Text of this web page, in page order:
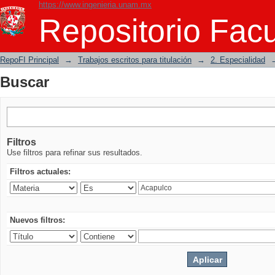
https://www.ingenieria.unam.mx
Repositorio
Buscar
RepoFI Principal → Trabajos escritos para titulación → 2. Especialidad
Buscar
Filtros
Use filtros para refinar sus resultados.
Filtros actuales:
Nuevos filtros: